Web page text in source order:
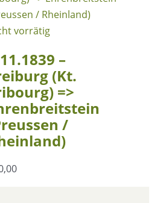
vorrätig
–
(Kt.
=>
/